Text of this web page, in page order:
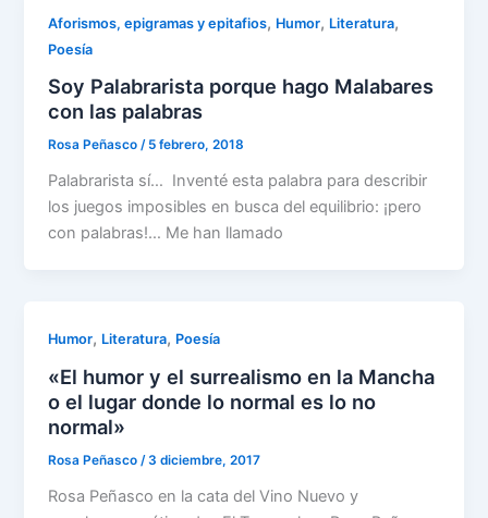
Aforismos, epigramas y epitafios, Humor, Literatura,
Poesía
Soy Palabrarista porque hago Malabares
con las palabras
Rosa Peñasco/ 5 febrero, 2018
Palabrarista sí… Inventé esta palabra para describir
los juegos imposibles en busca del equilibrio: ¡pero
con palabras!… Me han llamado
Humor, Literatura, Poesía
«El humor y el surrealismo en la Mancha
o el lugar donde lo normal es lo no
normal»
Rosa Peñasco /3 diciembre, 2017
Rosa Peñasco en la cata del Vino Nuevo y